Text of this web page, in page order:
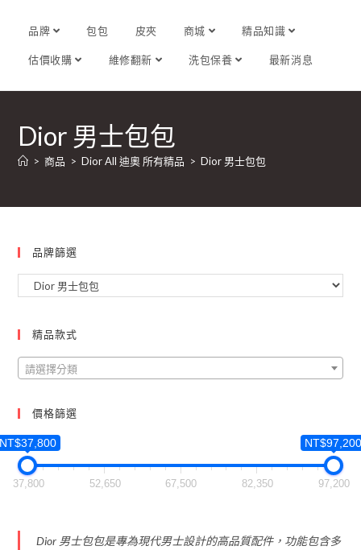
品牌 包包 皮夾 商城 精品知識
估價收購 維修翻新 洗包保養 最新消息
Dior 男士包包
> 商品 > Dior All 迪奧 所有精品 > Dior 男士包包
品牌篩選
精品款式
請選擇分類
價格篩選
37,800 52,650 67,500 82,350 97,200
Dior 男士包包是專為現代男士設計的高品質配件，功能包含多